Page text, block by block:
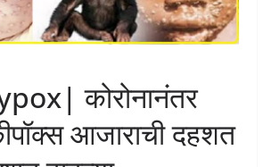
कोरोनानंतर
आजाराची दहशत